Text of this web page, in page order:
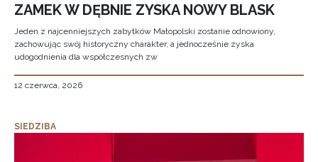
ZAMEK W DĘBNIE ZYSKA NOWY BLASK
Jeden z najcenniejszych zabytków Małopolski zostanie odnowiony,
zachowując swój historyczny charakter, a jednocześnie zyska
udogodnienia dla współczesnych zw
12 czerwca, 2026
SIEDZIBA